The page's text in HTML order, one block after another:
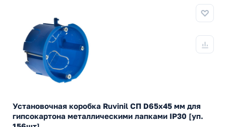
Установочная коробка Ruvinil СП D65х45 мм для
гипсокартона металлическими лапками IP30 [уп.